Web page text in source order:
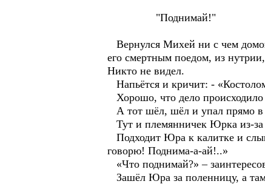
"Поднимай!"
Вернулся Михей ни с чем
его смертным поедом, из
Никто не видел.
Напьётся и кричит: -
Хорошо, что дело происходило
А тот шёл, шёл и упал прямо в
Тут и племянничек Юрка из-за
Подходит Юра к калитке и
говорю! Поднима-а-ай!..»
«Что поднимай?» –
Зашёл Юра за поленницу, а